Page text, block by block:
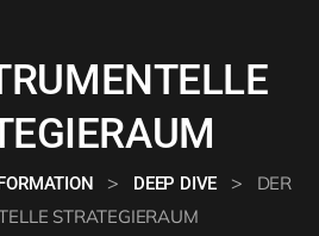
> DEEP DIVE >
DER
STRATEGIERAUM